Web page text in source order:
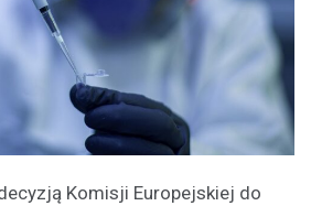
Komisji Europejskiej do